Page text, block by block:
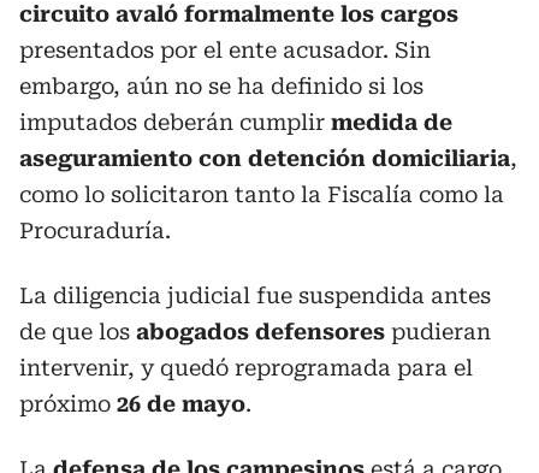
circuito avaló formalmente los cargos
presentados por el ente acusador. Sin
embargo, aún no se ha definido si los
imputados deberán cumplir medida de
aseguramiento con detención domiciliaria,
como lo solicitaron tanto la Fiscalía como la
Procuraduría.
La diligencia judicial fue suspendida antes
de que los abogados defensores pudieran
intervenir, y quedó reprogramada para el
próximo 26 de mayo.